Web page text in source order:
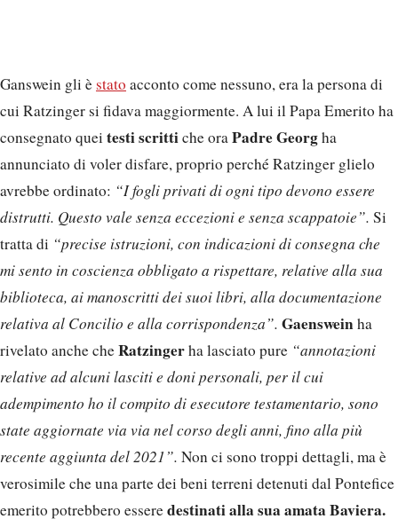
Ganswein gli èstato acconto come nessuno, era la persona di
cui Ratzinger si fidava maggiormente. A lui il Papa Emerito ha
consegnato quei testi scrittiche oraPadre Georgha
annunciato di voler disfare, proprio perché Ratzinger glielo
avrebbe ordinato: “I fogli privati di ogni tipo devono essere
distrutti. Questo vale senza eccezioni e senza scappatoie”. Si
tratta di “precise istruzioni, con indicazioni di consegna che
mi sento in coscienza obbligato a rispettare, relative alla sua
biblioteca, ai manoscritti dei suoi libri, alla documentazione
relativa al Concilio e alla corrispondenza”. Gaensweinha
rivelato anche cheRatzingerha lasciato pure “annotazioni
relative ad alcuni lasciti e doni personali, per il cui
adempimento ho il compito di esecutore testamentario, sono
state aggiornate via via nel corso degli anni, fino alla più
recente aggiunta del 2021”. Non ci sono troppi dettagli, ma è
verosimile che una parte dei beni terreni detenuti dal Pontefice
emerito potrebbero esseredestinati alla sua amata Baviera.